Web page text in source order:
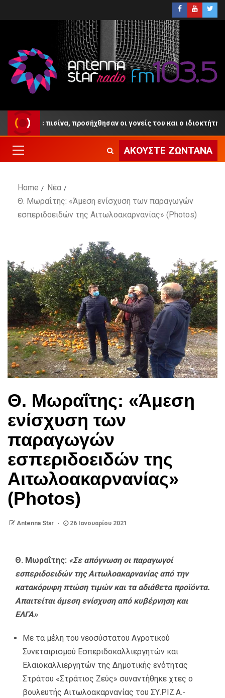
πισίνα, προσήχθησαν οι γονείς του και ο ιδιοκτήτης του
ΑΚΟΎΣΤΕ ΖΩΝΤΑΝΆ
Home
Νέα
Θ. Μωραΐτης: «Άμεση ενίσχυση των παραγωγών
εσπεριδοειδών της Αιτωλοακαρνανίας» (Photos)
Θ. Μωραΐτης: «Άμεση
ενίσχυση των
παραγωγών
εσπεριδοειδών της
Αιτωλοακαρνανίας»
(Photos)
Antenna Star 26 Ιανουαρίου 2021
Θ. Μωραΐτης: «Σε απόγνωση οι παραγωγοί
εσπεριδοειδών της Αιτωλοακαρνανίας από την
κατακόρυφη πτώση τιμών και τα αδιάθετα προϊόντα.
Απαιτείται άμεση ενίσχυση από κυβέρνηση και
ΕΛΓΑ»
Με τα μέλη του νεοσύστατου Αγροτικού
Συνεταιρισμού Εσπεριδοκαλλιεργητών και
Ελαιοκαλλιεργητών της Δημοτικής ενότητας
Στράτου «Στράτιος Ζεύς» συναντήθηκε χτες ο
βουλευτής Αιτωλοακαρνανίας του ΣΥ.ΡΙΖ.Α.-